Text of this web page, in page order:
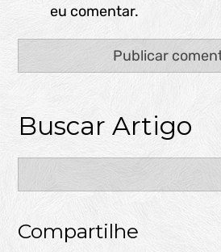
eu comentar.
Buscar Artigo
Compartilhe